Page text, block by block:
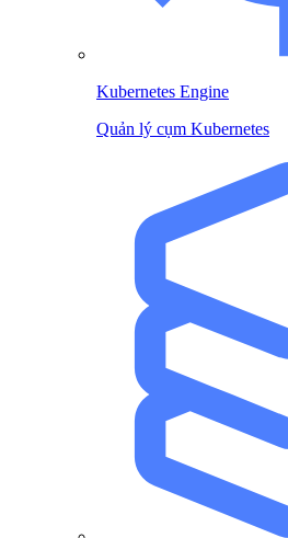
Kubernetes Engine
Quản lý cụm Kubernetes